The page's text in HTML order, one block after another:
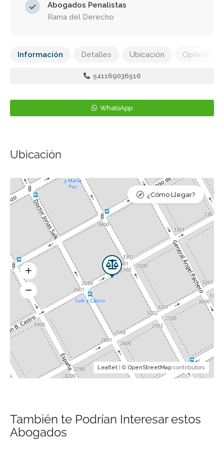
Abogados Penalistas
Rama del Derecho
Información Detalles Ubicación Opiniones
541169036516
WhatsApp
Ubicación
Leaflet | © OpenStreetMap contributors
¿Cómo Llegar?
También te Podrían Interesar estos
Abogados